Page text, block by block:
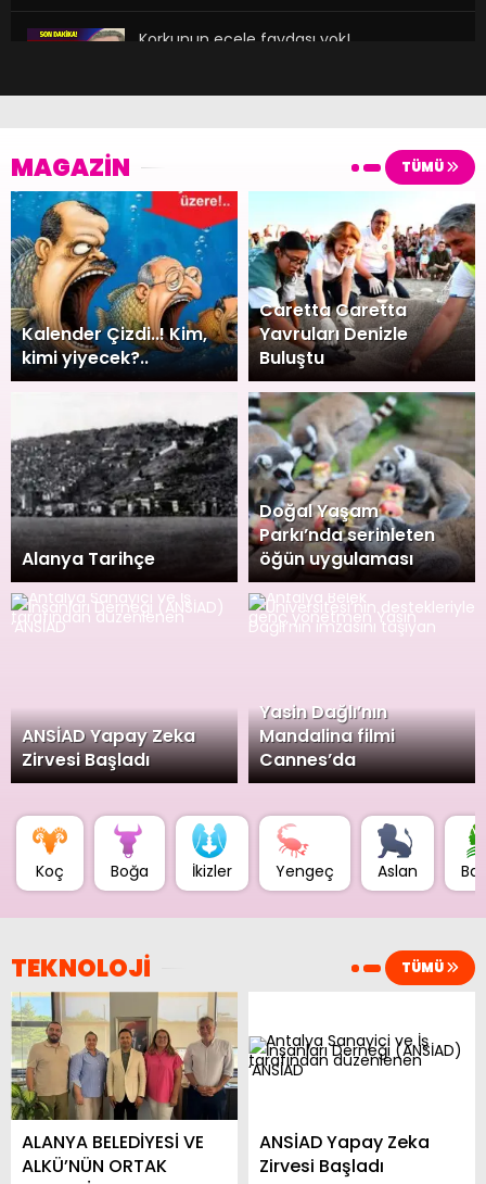
Korkunun ecele faydası yok!
MAGAZİN TÜMÜ
Kalender Çizdi..! Kim,
kimi yiyecek?..
Caretta Caretta
Yavruları Denizle
Buluştu
Alanya Tarihçe
Doğal Yaşam
Parkı’nda serinleten
öğün uygulaması
ANSİAD Yapay Zeka
Zirvesi Başladı
Yasin Dağlı’nın
Mandalina filmi
Cannes’da
Koç Boğa İkizler Yengeç Aslan
TEKNOLOJİ TÜMÜ
ALANYA BELEDİYESİ VE
ALKÜ’NÜN ORTAK
ANSİAD Yapay Zeka
Zirvesi Başladı